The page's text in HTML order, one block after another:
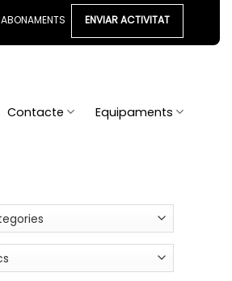
ABONAMENTS ENVIAR ACTIVITAT
Contacte Equipaments